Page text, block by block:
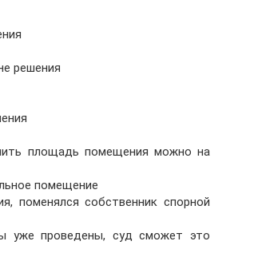
решения
площадь помещения можно на
помещение
поменялся собственник спорной
уже проведены, суд сможет это